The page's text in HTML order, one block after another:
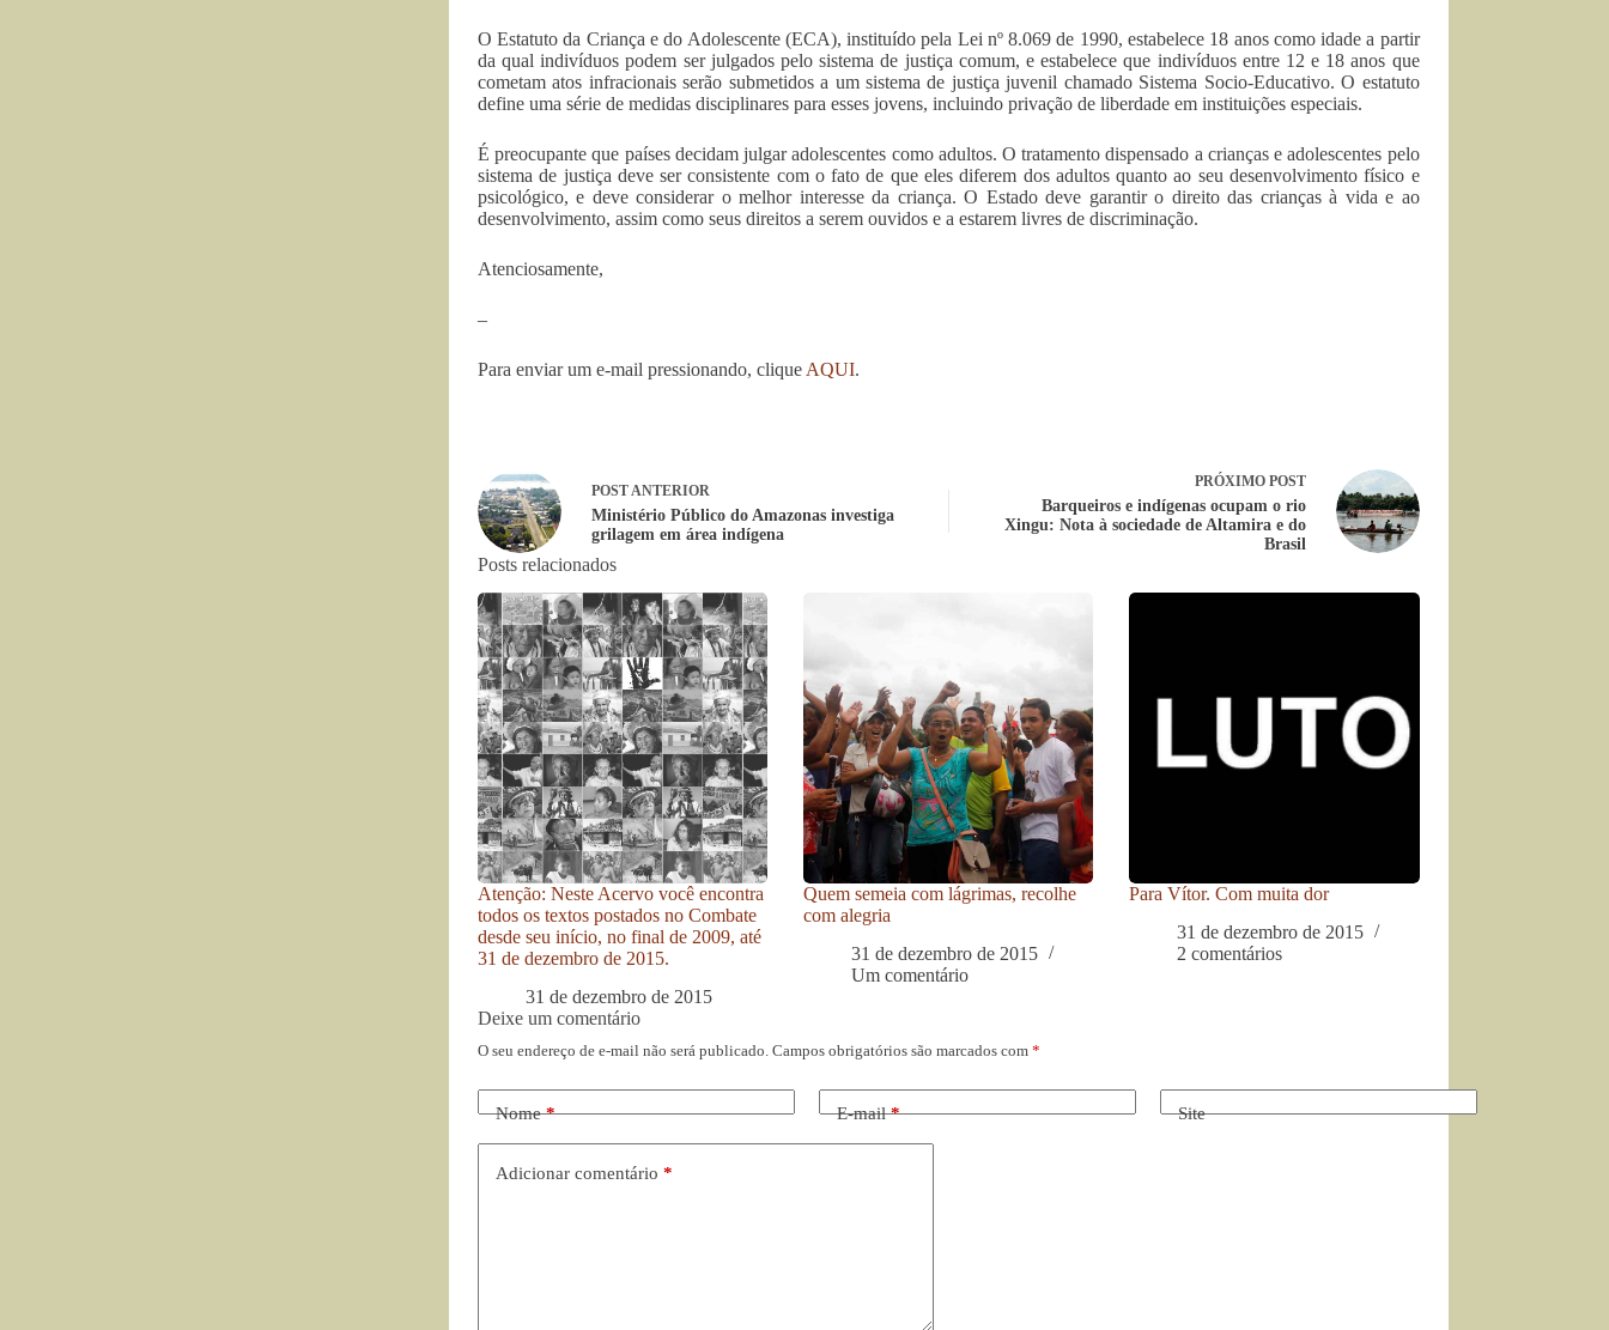
O Estatuto da Criança e do Adolescente (ECA), instituído pela Lei nº 8.069 de 1990, estabelece 18 anos como idade a partir
da qual indivíduos podem ser julgados pelo sistema de justiça comum, e estabelece que indivíduos entre 12 e 18 anos que
cometam atos infracionais serão submetidos a um sistema de justiça juvenil chamado Sistema Socio-Educativo. O estatuto
define uma série de medidas disciplinares para esses jovens, incluindo privação de liberdade em instituições especiais.
É preocupante que países decidam julgar adolescentes como adultos. O tratamento dispensado a crianças e adolescentes pelo
sistema de justiça deve ser consistente com o fato de que eles diferem dos adultos quanto ao seu desenvolvimento físico e
psicológico, e deve considerar o melhor interesse da criança. O Estado deve garantir o direito das crianças à vida e ao
desenvolvimento, assim como seus direitos a serem ouvidos e a estarem livres de discriminação.
Atenciosamente,
–
Para enviar um e-mail pressionando, clique AQUI.
POSTANTERIOR
Ministério Público do Amazonas investiga
grilagem em área indígena
PRÓXIMO POST
Barqueiros e indígenas ocupam o rio
Xingu: Nota à sociedade de Altamira e do
Brasil
Posts relacionados
Atenção: Neste Acervo você encontra
todos os textos postados no Combate
desde seu início, no final de 2009, até
31 de dezembro de 2015.
31 de dezembro de 2015
Quem semeia com lágrimas, recolhe
com alegria
31 de dezembro de 2015
Um comentário
Para Vítor. Com muita dor
31 de dezembro de 2015
2 comentários
Deixe um comentário
O seu endereço de e-mail não será publicado. Campos obrigatórios são marcados com *
Nome* E-mail* Site
Adicionar comentário *